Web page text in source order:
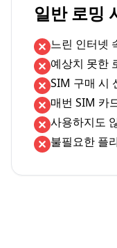
일반 로밍
느린 인터넷
예상치 못한
SIM 구매 시
매번 SIM 카
사용하지도
불필요한 플